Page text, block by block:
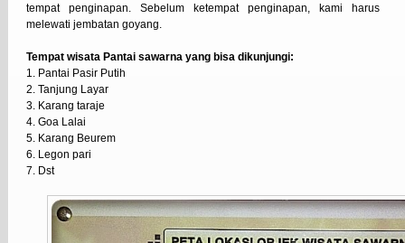
tempat penginapan. Sebelum ketempat penginapan, kami harus
melewati jembatan goyang.
Tempat wisata Pantai sawarna yang bisa dikunjungi:
1. Pantai Pasir Putih
2. Tanjung Layar
3. Karang taraje
4. Goa Lalai
5. Karang Beurem
6. Legon pari
7. Dst